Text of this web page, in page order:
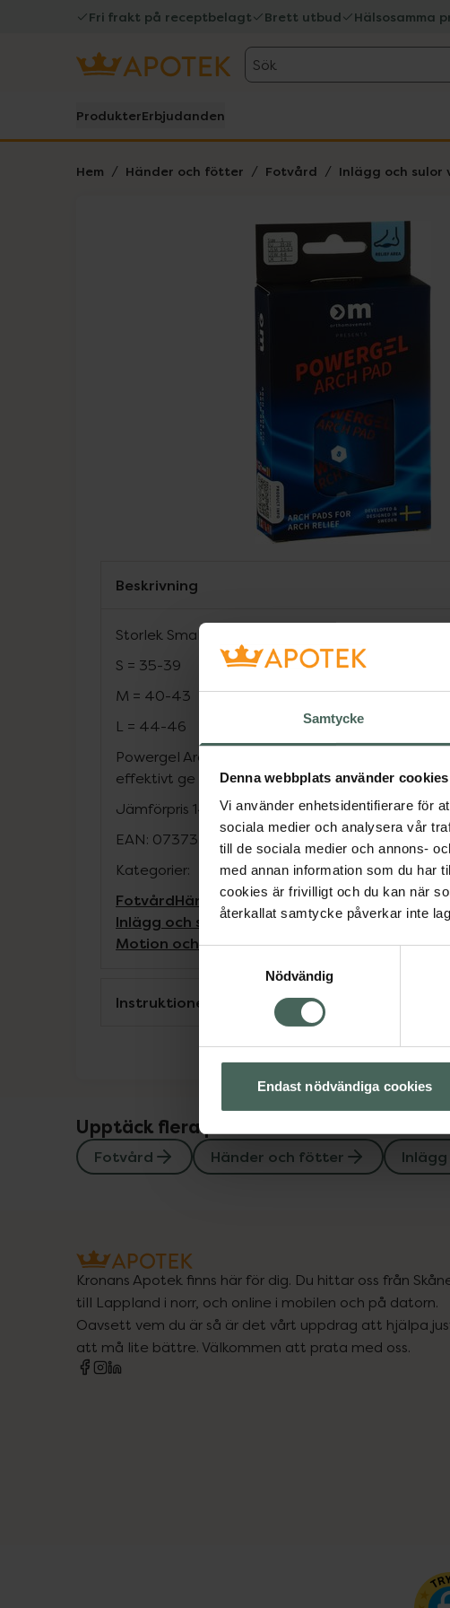
Samtycke
Denna webbplats använder cookies
Vi använder enhetsidentifierare för
sociala medier och analysera vår
till de sociala medier och annons-
med annan information som du har
cookies är frivilligt och du kan när
återkallat samtycke påverkar inte
Samtyckesval
Nödvändig
Endast nödvändiga cookies
Fri frakt på receptbelagt Brett utbud Hälsosamma
Sök
ProdukterErbjudanden
Hem Händer och fötter Fotvård Inlägg och sulor
Lista: . Innehåller 1 objekt.
Beskrivning
Storlek Small (för skostorlek 35-39)
S = 35-39
M = 40-43
L = 44-46
Powergel Arch support är utvecklad och
effektivt ge stöd för hålfoten
Jämförpris 149 kr /par
EAN: 07373331932122
Kategorier:
FotvårdHänder och fötter
Inlägg och sulor vid hälsporre och andra
Motion och hälsa
Instruktioner
Upptäck flera produkter inom
Fotvård Händer och fötter
Kronans Apotek finns här för dig. Du hittar oss från
till Lappland i norr, och online i mobilen och på datorn.
Oavsett vem du är så är det vårt uppdrag att hjälpa
att må lite bättre. Välkommen att prata med oss.